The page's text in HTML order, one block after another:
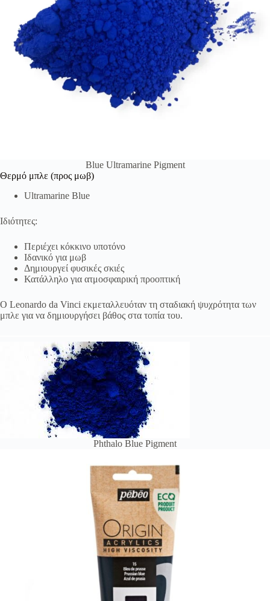
Blue Ultramarine Pigment
Θερμό μπλε (προς μωβ)
Ultramarine Blue
Ιδιότητες:
Περιέχει κόκκινο υποτόνο
Ιδανικό για μωβ
Δημιουργεί φυσικές σκιές
Κατάλληλο για ατμοσφαιρική προοπτική
Ο Leonardo da Vinci εκμεταλλευόταν τη σταδιακή ψυχρότητα των
μπλε για να δημιουργήσει βάθος στα τοπία του.
Phthalo Blue Pigment